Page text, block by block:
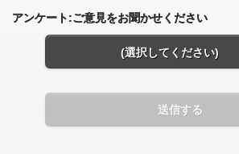
アンケート:ご意見をお聞かせください
(選択してください)
送信する